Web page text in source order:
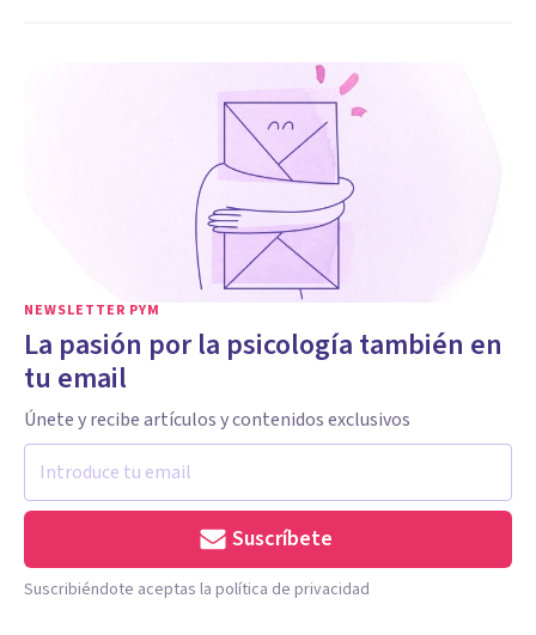
NEWSLETTER PYM
La pasión por la psicología también en
tu email
Únete y recibe artículos y contenidos exclusivos
Suscríbete
Suscribiéndote aceptas la política de privacidad